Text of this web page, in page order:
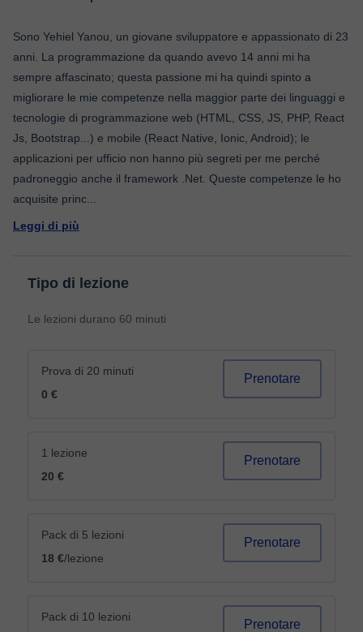
Sono Yehiel Yanou, un giovane sviluppatore e appassionato di 23
anni. La programmazione da quando avevo 14 anni mi ha
sempre affascinato; questa passione mi ha quindi spinto a
migliorare le mie competenze nella maggior parte dei linguaggi e
tecnologie di programmazione web (HTML, CSS, JS, PHP, React
Js, Bootstrap...) e mobile (React Native, Ionic, Android); le
applicazioni per ufficio non hanno più segreti per me perché
padroneggio anche il framework .Net. Queste competenze le ho
acquisite princ
Leggi di più
Tipo di lezione
Le lezioni durano 60 minuti
Prova di 20 minuti
0 €
Prenotare
1 lezione
20 €
Prenotare
Pack di 5 lezioni
18 €/lezione
Prenotare
Pack di 10 lezioni
Prenotare